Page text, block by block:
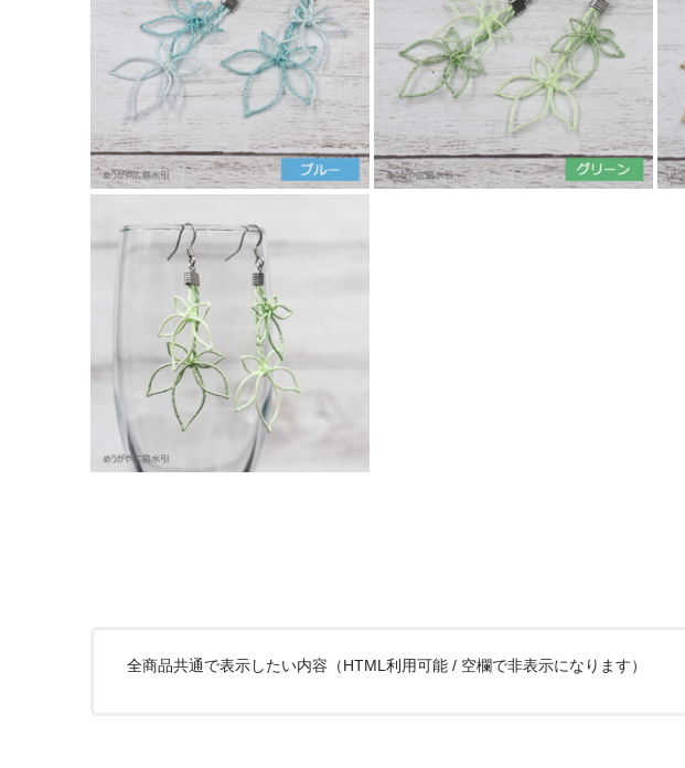
全商品共通で表示したい内容（HTML利用可能 / 空欄で非表示になります）